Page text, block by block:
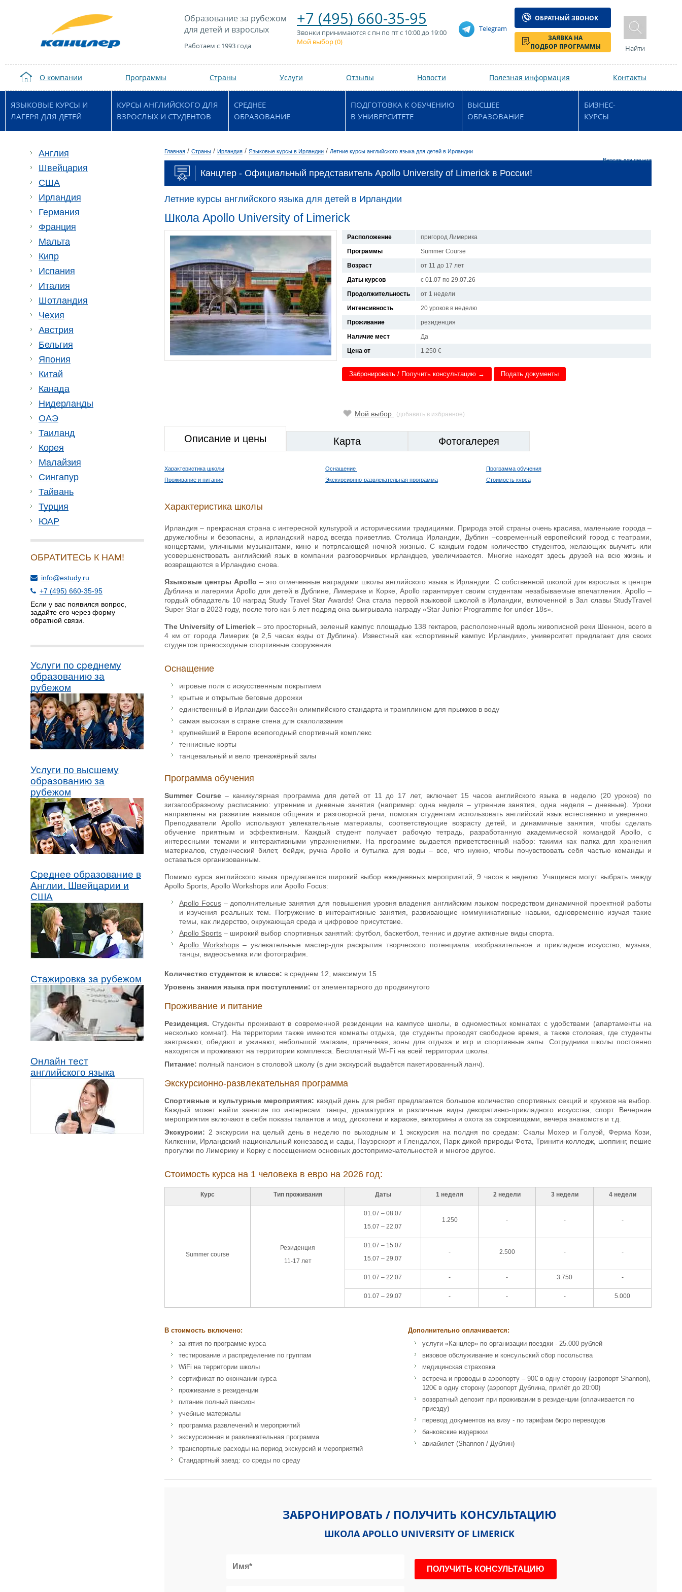
Образование за рубежом
для детей и взрослых
Работаем с 1993 года
+7 (495) 660-35-95
Звонки принимаются с пн по пт с 10:00 до 19:00
Мой выбор (0)
Telegram
ОБРАТНЫЙ ЗВОНОК
ЗАЯВКА НА
ПОДБОР ПРОГРАММЫ
Найти
О компании Программы Страны Услуги Отзывы Новости Полезная информация Контакты
ЯЗЫКОВЫЕ КУРСЫ И
ЛАГЕРЯ ДЛЯ ДЕТЕЙ
КУРСЫ АНГЛИЙСКОГО ДЛЯ
ВЗРОСЛЫХ И СТУДЕНТОВ
СРЕДНЕЕ
ОБРАЗОВАНИЕ
ПОДГОТОВКА К ОБУЧЕНИЮ
В УНИВЕРСИТЕТЕ
ВЫСШЕЕ
ОБРАЗОВАНИЕ
БИЗНЕС-
КУРСЫ
Англия
Швейцария
США
Ирландия
Германия
Франция
Мальта
Кипр
Испания
Италия
Шотландия
Чехия
Австрия
Бельгия
Япония
Китай
Канада
Нидерланды
ОАЭ
Таиланд
Корея
Малайзия
Сингапур
Тайвань
Турция
ЮАР
ОБРАТИТЕСЬ К НАМ!
info@estudy.ru
+7 (495) 660-35-95
Если у вас появился вопрос,
задайте его через форму
обратной связи.
Услуги по среднему
образованию за
рубежом
Услуги по высшему
образованию за
рубежом
Среднее образование в
Англии, Швейцарии и
США
Стажировка за рубежом
Онлайн тест
английского языка
Главная / Страны / Ирландия / Языковые курсы в Ирландии / Летние курсы английского языка для детей в Ирландии
Версия для печати
Канцлер - Официальный представитель Apollo University of Limerick в России!
Летние курсы английского языка для детей в Ирландии
Школа Apollo University of Limerick
Расположение
пригород Лимерика
Программы
Summer Course
Возраст
от 11 до 17 лет
Даты курсов
с 01.07 по 29.07.26
Продолжительность
от 1 недели
Интенсивность
20 уроков в неделю
Проживание
резиденция
Наличие мест
Да
Цена от
1.250 €
Забронировать / Получить консультацию → Подать документы
Мой выбор (добавить в избранное)
Описание и цены Карта Фотогалерея
Характеристика школы Оснащение
Программа обучения
Проживание и питание
Экскурсионно-развлекательная программа Стоимость курса
Характеристика школы
Ирландия – прекрасная страна с интересной культурой и историческими традициями. Природа этой страны очень красива, маленькие города –
дружелюбны и безопасны, а ирландский народ всегда приветлив. Столица Ирландии, Дублин –современный европейский город с театрами,
концертами, уличными музыкантами, кино и потрясающей ночной жизнью. С каждым годом количество студентов, желающих выучить или
усовершенствовать английский язык в компании разговорчивых ирландцев, увеличивается. Многие находят здесь друзей на всю жизнь и
возвращаются в Ирландию снова.
Языковые центры Apollo – это отмеченные наградами школы английского языка в Ирландии. С собственной школой для взрослых в центре
Дублина и лагерями Apollo для детей в Дублине, Лимерике и Корке, Apollo гарантирует своим студентам незабываемые впечатления. Apollo –
гордый обладатель 10 наград Study Travel Star Awards! Она стала первой языковой школой в Ирландии, включенной в Зал славы StudyTravel
Super Star в 2023 году, после того как 5 лет подряд она выигрывала награду «Star Junior Programme for under 18s».
The University of Limerick– это просторный, зеленый кампус площадью 138 гектаров, расположенный вдоль живописной реки Шеннон, всего в
4 км от города Лимерик (в 2,5 часах езды от Дублина). Известный как «спортивный кампус Ирландии», университет предлагает для своих
студентов превосходные спортивные сооружения.
Оснащение
игровые поля с искусственным покрытием
крытые и открытые беговые дорожки
единственный в Ирландии бассейн олимпийского стандарта и трамплином для прыжков в воду
самая высокая в ​​стране стена для скалолазания
крупнейший в Европе всепогодный спортивный комплекс
теннисные корты
танцевальный и вело тренажёрный залы
Программа обучения
Summer Course– каникулярная программа для детей от 11 до 17 лет, включает 15 часов английского языка в неделю (20 уроков) по
зигзагообразному расписанию: утренние и дневные занятия (например: одна неделя – утренние занятия, одна неделя – дневные). Уроки
направлены на развитие навыков общения и разговорной речи, помогая студентам использовать английский язык естественно и уверенно.
Преподаватели Apollo используют увлекательные материалы, соответствующие возрасту детей, и динамичные занятия, чтобы сделать
обучение приятным и эффективным. Каждый студент получает рабочую тетрадь, разработанную академической командой Apollo, с
интересными темами и интерактивными упражнениями. На программе выдается приветственный набор: такими как папка для хранения
материалов, студенческий билет, бейдж, ручка Apollo и бутылка для воды – все, что нужно, чтобы почувствовать себя частью команды и
оставаться организованным.
Помимо курса английского языка предлагается широкий выбор ежедневных мероприятий, 9 часов в неделю. Учащиеся могут выбрать между
Apollo Sports, Apollo Workshops или Apollo Focus:
Apollo Focus– дополнительные занятия для повышения уровня владения английским языком посредством динамичной проектной работы
и изучения реальных тем. Погружение в интерактивные занятия, развивающие коммуникативные навыки, одновременно изучая такие
темы, как лидерство, окружающая среда и цифровое присутствие.
Apollo Sports – широкий выбор спортивных занятий: футбол, баскетбол, теннис и другие активные виды спорта.
Apollo Workshops– увлекательные мастер-для раскрытия творческого потенциала: изобразительное и прикладное искусство, музыка,
танцы, видеосъемка или фотография.
Количество студентов в классе: в среднем 12, максимум 15
Уровень знания языка при поступлении: от элементарного до продвинутого
Проживание и питание
Резиденция.Студенты проживают в современной резиденции на кампусе школы, в одноместных комнатах с удобствами (апартаменты на
несколько комнат). На территории также имеются комнаты отдыха, где студенты проводят свободное время, а также столовая, где студенты
завтракают, обедают и ужинают, небольшой магазин, прачечная, зоны для отдыха и игр и спортивные залы. Сотрудники школы постоянно
находятся и проживают на территории комплекса. Бесплатный Wi-Fi на всей территории школы.
Питание: полный пансион в столовой школу (в дни экскурсий выдаётся пакетированный ланч).
Экскурсионно-развлекательная программа
Спортивные и культурные мероприятия: каждый день для ребят предлагается большое количество спортивных секций и кружков на выбор.
Каждый может найти занятие по интересам: танцы, драматургия и различные виды декоративно-прикладного искусства, спорт. Вечерние
мероприятия включают в себя показы талантов и мод, дискотеки и караоке, викторины и охота за сокровищами, вечера знакомств и т.д.
Экскурсии: 2 экскурсии на целый день в неделю по выходным и 1 экскурсия на полдня по средам: Скалы Мохер и Голуэй, Ферма Кози,
Килкенни, Ирландский национальный конезавод и сады, Пауэрскорт и Глендалох, Парк дикой природы Фота, Тринити-колледж, шоппинг, пешие
прогулки по Лимерику и Корку с посещением основных достопримечательностей и многое другое.
Стоимость курса на 1 человека в евро на 2026 год:
Курс Тип проживания Даты 1 неделя 2 недели 3 недели 4 недели
Summer course
Резиденция
11-17 лет
01.07 – 08.07
15.07 – 22.07
1.250 - - -
01.07 – 15.07
15.07 – 29.07
- 2.500 - -
01.07 – 22.07 - - 3.750 -
01.07 – 29.07 - - - 5.000
В стоимость включено:
занятия по программе курса
тестирование и распределение по группам
WiFi на территории школы
сертификат по окончании курса
проживание в резиденции
питание полный пансион
учебные материалы
программа развлечений и мероприятий
экскурсионная и развлекательная программа
транспортные расходы на период экскурсий и мероприятий
Стандартный заезд: со среды по среду
Дополнительно оплачивается:
услуги «Канцлер» по организации поездки - 25.000 рублей
визовое обслуживание и консульский сбор посольства
медицинская страховка
встреча и проводы в аэропорту – 90€ в одну сторону (аэропорт Shannon),
120€ в одну сторону (аэропорт Дублина, прилёт до 20:00)
возвратный депозит при проживании в резиденции (оплачивается по
приезду)
перевод документов на визу - по тарифам бюро переводов
банковские издержки
авиабилет (Shannon / Дублин)
ЗАБРОНИРОВАТЬ / ПОЛУЧИТЬ КОНСУЛЬТАЦИЮ
ШКОЛА APOLLO UNIVERSITY OF LIMERICK